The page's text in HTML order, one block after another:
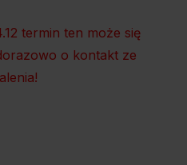
termin ten może się
o kontakt ze